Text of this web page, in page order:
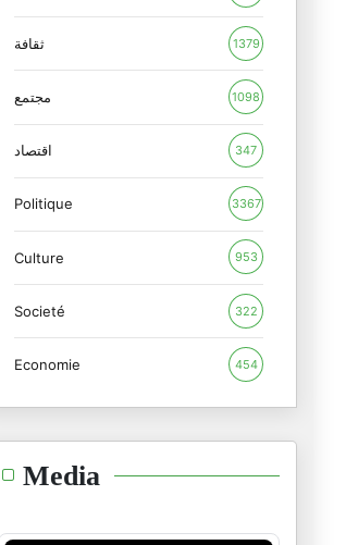
ثقافة 1379
مجتمع 1098
اقتصاد 347
Politique 3367
Culture 953
Societé 322
Economie 454
Media